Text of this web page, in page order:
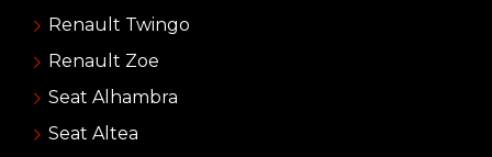
Renault Twingo
Renault Zoe
Seat Alhambra
Seat Altea